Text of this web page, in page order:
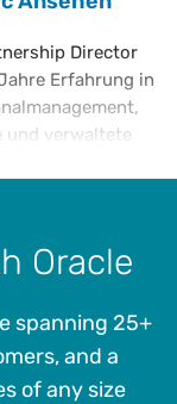
Director
Erfahrung in
und verwaltete
direkt
des Rochester
Oracle
spanning 25+
and a
of any size